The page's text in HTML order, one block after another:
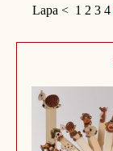
Lapa < 1 2 3 4